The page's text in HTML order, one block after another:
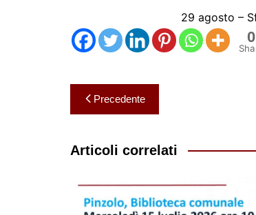
29 agosto –
0
Navigazione
articoli
Precedente
Articoli correlati